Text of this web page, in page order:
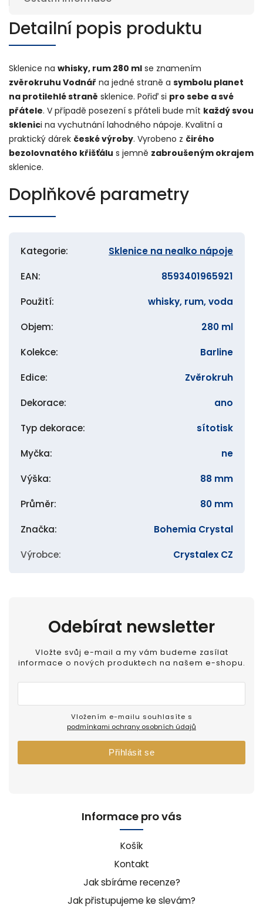
Detailní popis produktu
Sklenice na whisky, rum 280 ml se znamením
zvěrokruhu Vodnář na jedné straně a symbolu planet
na protilehlé straně sklenice. Pořiď si pro sebe a své
přátele. V případě posezení s přáteli bude mít každý svou
sklenici na vychutnání lahodného nápoje. Kvalitní a
praktický dárek české výroby. Vyrobeno z čirého
bezolovnatého křišťálu s jemně zabroušeným okrajem
sklenice.
Doplňkové parametry
Kategorie: Sklenice na nealko nápoje
EAN: 8593401965921
Použití: whisky, rum, voda
Objem: 280 ml
Kolekce: Barline
Edice: Zvěrokruh
Dekorace: ano
Typ dekorace: sítotisk
Myčka: ne
Výška: 88 mm
Průměr: 80 mm
Značka: Bohemia Crystal
Výrobce: Crystalex CZ
Odebírat newsletter
Vložte svůj e-mail a my vám budeme zasílat
informace o nových produktech na našem e-shopu.
podmínkami ochrany osobních údajů
Přihlásit se
Informace pro vás
Košík
Kontakt
Jak sbíráme recenze?
Jak přistupujeme ke slevám?